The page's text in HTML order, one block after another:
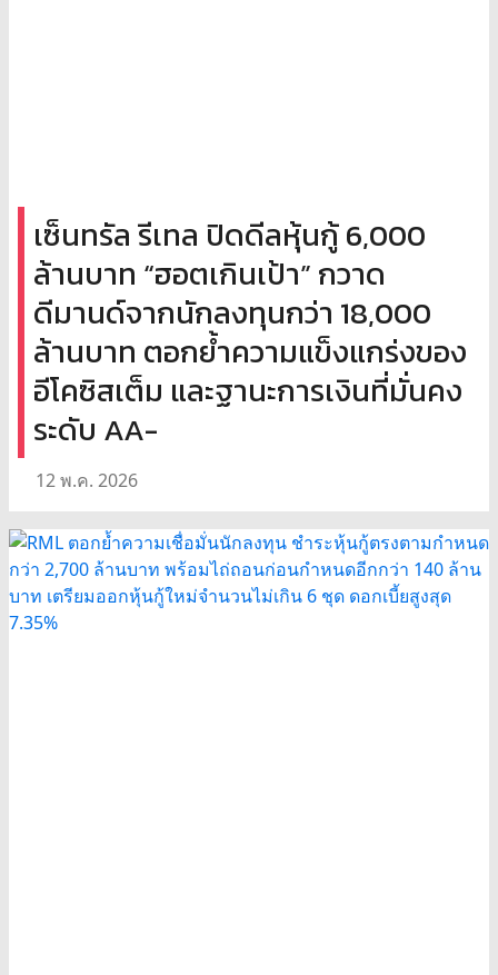
เซ็นทรัล รีเทล ปิดดีลหุ้นกู้ 6,000
ล้านบาท “ฮอตเกินเป้า” กวาด
ดีมานด์จากนักลงทุนกว่า 18,000
ล้านบาท ตอกย้ำความแข็งแกร่งของ
อีโคซิสเต็ม และฐานะการเงินที่มั่นคง
ระดับ AA-
12 พ.ค. 2026